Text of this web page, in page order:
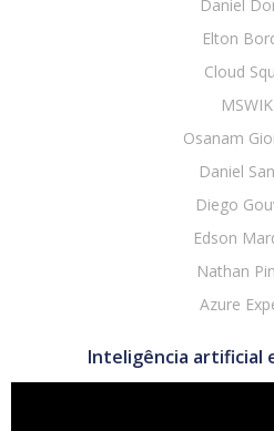
Daniel
Elton
Cloud
Osanam
Daniel
Diego
Edson
Nathan
Azure
Inteligência artificial